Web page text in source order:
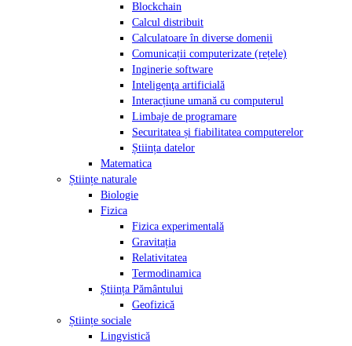
Blockchain
Calcul distribuit
Calculatoare în diverse domenii
Comunicații computerizate (rețele)
Inginerie software
Inteligenţa artificială
Interacțiune umană cu computerul
Limbaje de programare
Securitatea și fiabilitatea computerelor
Știința datelor
Matematica
Științe naturale
Biologie
Fizica
Fizica experimentală
Gravitația
Relativitatea
Termodinamica
Știința Pământului
Geofizică
Științe sociale
Lingvistică